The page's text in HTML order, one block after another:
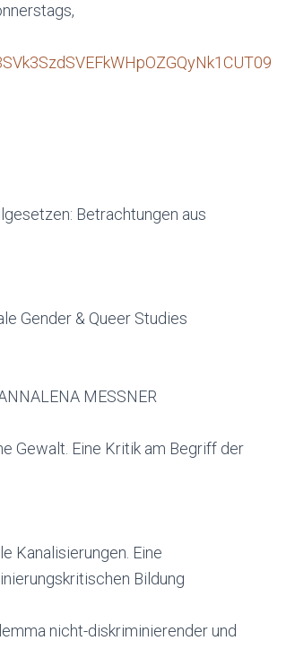
Betrachtungen aus
Gender & Queer Studies
MESSNER
Gewalt. Eine Kritik am Begriff der
Kanalisierungen. Eine
Bildung
nicht-diskriminierender und